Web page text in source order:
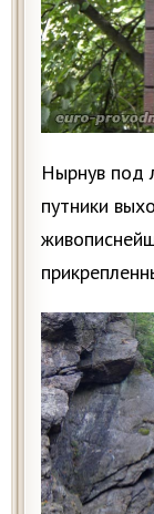
Нырнув под
путники